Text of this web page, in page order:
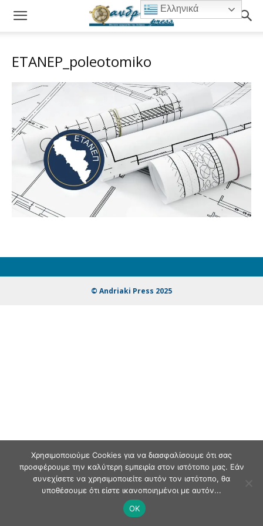
ETANEP_poleotomiko
© Andriaki Press 2025
Ελληνικά
Χρησιμοποιούμε Cookies για να διασφαλίσουμε ότι σας
προσφέρουμε την καλύτερη εμπειρία στον ιστότοπο μας. Εάν
συνεχίσετε να χρησιμοποιείτε αυτόν τον ιστότοπο, θα
υποθέσουμε ότι είστε ικανοποιημένοι με αυτόν...
OK